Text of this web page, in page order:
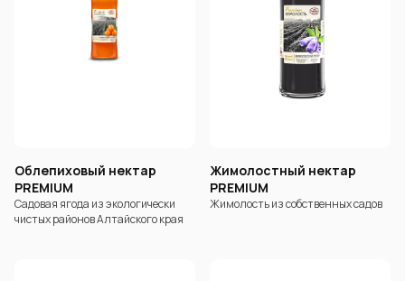
Облепиховый нектар
PREMIUM
Садовая ягода из экологически
чистых районов Алтайского края
Жимолостный нектар
PREMIUM
Жимолость из собственных садов